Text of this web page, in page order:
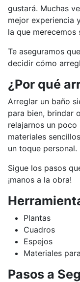
gustará. Muchas
mejor experiencia
la que merecemos
Te aseguramos
decidir cómo
¿Por qué
Arreglar un baño
para bien, brindar
relajarnos un poco
materiales
un toque personal.
Sigue los pasos
¡manos a la obra!
Plantas
Cuadros
Espejos
Materiales
Pasos a